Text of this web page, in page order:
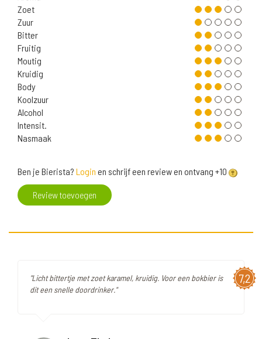
Zoet
Zuur
Bitter
Fruitig
Moutig
Kruidig
Body
Koolzuur
Alcohol
Intensit.
Nasmaak
Ben je Bierista? Login en schrijf een review en ontvang +10
Review toevoegen
7,2
"Licht bittertje met zoet karamel, kruidig. Voor een bokbier is
dit een snelle doordrinker."